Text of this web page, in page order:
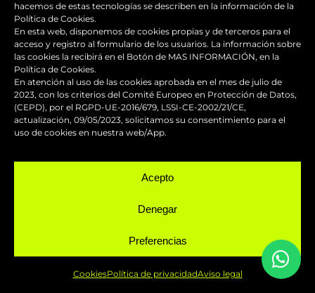
hacemos de estas tecnologías se describen en la información de la
Política de Cookies.
En esta web, disponemos de cookies propias y de terceros para el
acceso y registro al formulario de los usuarios. La información sobre
las cookies la recibirá en el Botón de MAS INFORMACIÓN, en la
Política de Cookies.
En atención al uso de las cookies aprobada en el mes de julio de
2023, con los criterios del Comité Europeo en Protección de Datos,
(CEPD), por el RGPD-UE-2016/679, LSSI-CE-2002/21/CE,
actualización, 09/05/2023, solicitamos su consentimiento para el
uso de cookies en nuestra web/App.
Acepto
Denegar
Preferencias
CookiesPolítica de privacidadAviso legal
(+34) 662 047 353
Nuestro horario de atención es de 6h. a 14h. Fuera
de este horario se atiende con cita previa.
Email